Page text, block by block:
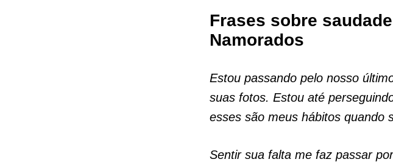
Frases sobre
Namorados
Estou passando pelo nosso
suas fotos. Estou até
esses são meus hábitos quando
Sentir sua falta me faz passar